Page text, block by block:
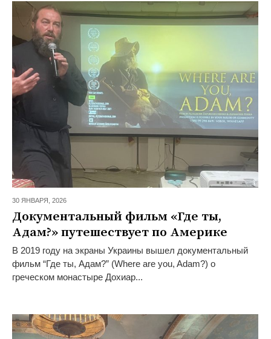
30 ЯНВАРЯ, 2026
Документальный фильм «Где ты,
Адам?» путешествует по Америке
В 2019 году на экраны Украины вышел документальный
фильм “Где ты, Адам?” (Where are you, Adam?) о
греческом монастыре Дохиар...